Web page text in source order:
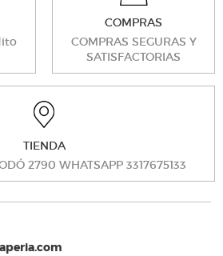
COMPRAS
COMPRAS SEGURAS Y
SATISFACTORIAS
TIENDA
2790 WHATSAPP 3317675133